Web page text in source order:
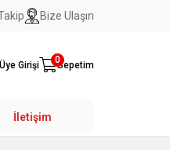
Bize Ulaşın
Üye Girişi Sepetim
0
İletişim